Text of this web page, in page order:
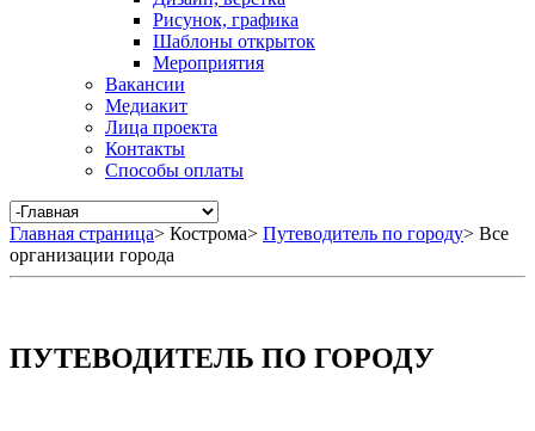
Рисунок, графика
Шаблоны открыток
Мероприятия
Вакансии
Медиакит
Лица проекта
Контакты
Способы оплаты
Главная страница> Кострома> Путеводитель по городу> Все
организации города
ПУТЕВОДИТЕЛЬ ПО ГОРОДУ